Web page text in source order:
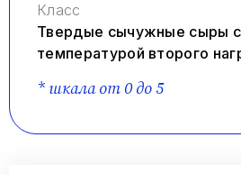
Класс
Твердые сычужные сыры с
температурой второго
* шкала от 0 до 5